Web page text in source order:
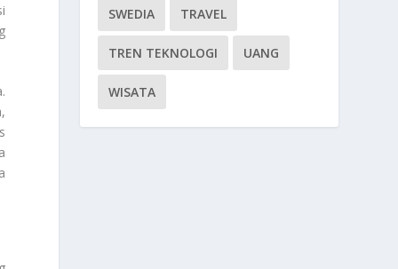
SWEDIA TRAVEL
TREN TEKNOLOGI UANG
WISATA